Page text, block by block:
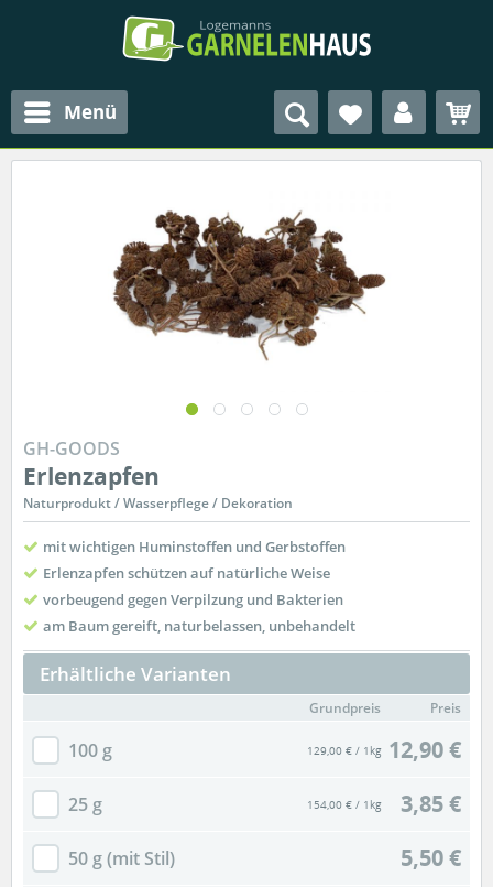
Menü
GH-GOODS
Erlenzapfen
Naturprodukt / Wasserpflege / Dekoration
mit wichtigen Huminstoffen und Gerbstoffen
Erlenzapfen schützen auf natürliche Weise
vorbeugend gegen Verpilzung und Bakterien
am Baum gereift, naturbelassen, unbehandelt
Erhältliche Varianten
Grundpreis Preis
100 g 129,00 € / 1kg 12,90 €
25 g 154,00 € / 1kg 3,85 €
50 g (mit Stil) 5,50 €